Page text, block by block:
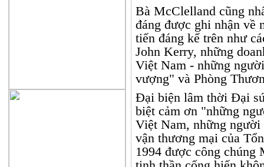
Bà McClelland cũng
đáng được ghi nhận về
tiến đáng kể trên như
John Kerry, những
Việt Nam - những
vượng" và Phòng
Đại biện lâm thời Đại
biệt cảm ơn "những
Việt Nam, những người
vận thương mại của
1994 được công chúng